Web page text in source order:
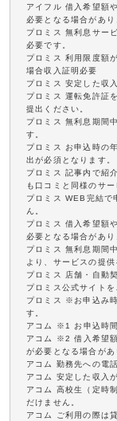
アイフル 借入希望額
必要となる場合があり
プロミス 無利息サー
必要です。
プロミス 利用限度額
場合収入証明必要
プロミス 安定した収
プロミス 運転免許証
提出ください。
プロミス 無利息期間
す。
プロミス お申込時の
出が必須となります。
プロミス 記事内で紹
も口コミと同様のサ
プロミス WEB完結で
ん。
プロミス 借入希望額
必要となる場合があり
プロミス 無利息期間
より、サービスの提
プロミス 店舗・自動
プロミス公式サイト
プロミス ※お申込み
す。
アコム ※1 お申込時間
アコム ※2 借入希望
が必要となる場合があ
アコム 勤務先への電
アコム 安定した収入
アコム 高校生（定時
だけません。
アコム ご利用の際は